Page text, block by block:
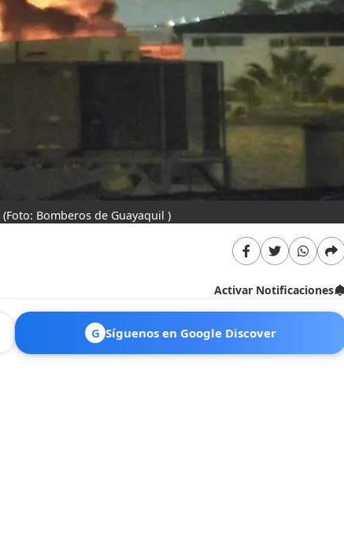
(Foto: Bomberos de Guayaquil )
Activar Notificaciones
G Síguenos en Google Discover